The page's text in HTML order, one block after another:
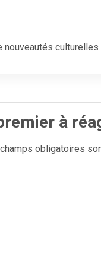
nouveautés culturelles
à
obligatoires